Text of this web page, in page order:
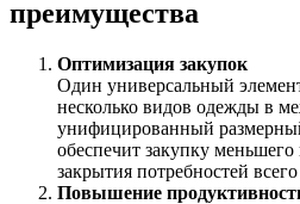
преимущества
Оптимизация закупок
Один универсальный
несколько видов одежды в
унифицированный
обеспечит закупку
закрытия потребностей
Повышение